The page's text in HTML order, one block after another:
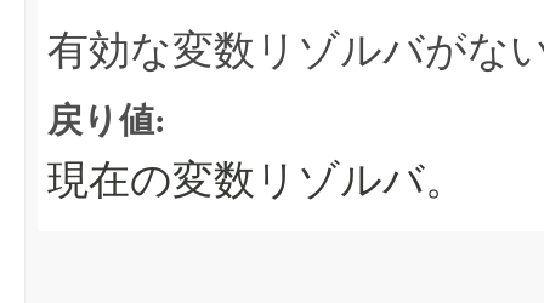
有効な変数リゾルバがな
戻り値:
現在の変数リゾルバ。